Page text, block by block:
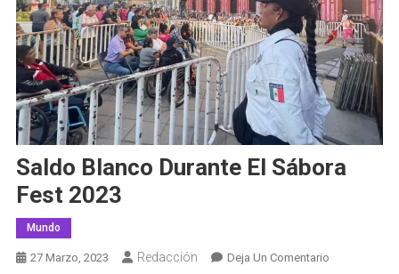
Saldo Blanco Durante El Sábora
Fest 2023
Mundo
27 Marzo, 2023 Redacción Deja Un ComentarioEn